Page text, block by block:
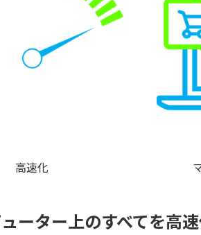
高速化
ーター上のすべてを高